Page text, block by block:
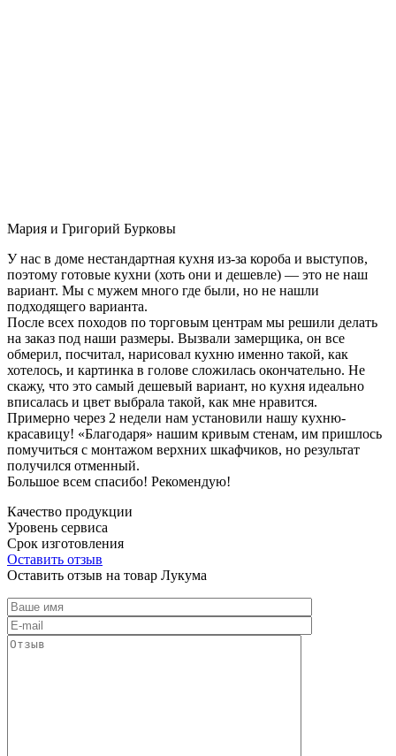
Мария и Григорий Бурковы
У нас в доме нестандартная кухня из-за короба и выступов,
поэтому готовые кухни (хоть они и дешевле) — это не наш
вариант. Мы с мужем много где были, но не нашли
подходящего варианта.
После всех походов по торговым центрам мы решили делать
на заказ под наши размеры. Вызвали замерщика, он все
обмерил, посчитал, нарисовал кухню именно такой, как
хотелось, и картинка в голове сложилась окончательно. Не
скажу, что это самый дешевый вариант, но кухня идеально
вписалась и цвет выбрала такой, как мне нравится.
Примерно через 2 недели нам установили нашу кухню-
красавицу! «Благодаря» нашим кривым стенам, им пришлось
помучиться с монтажом верхних шкафчиков, но результат
получился отменный.
Большое всем спасибо! Рекомендую!
Качество продукции
Уровень сервиса
Срок изготовления
Оставить отзыв
Оставить отзыв на товар Лукума